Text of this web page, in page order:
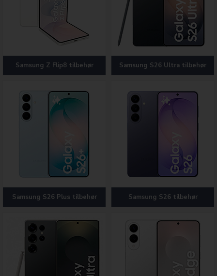
Samsung Z Flip8 tilbehør Samsung S26 Ultra tilbehør
Samsung S26 Plus tilbehør Samsung S26 tilbehør